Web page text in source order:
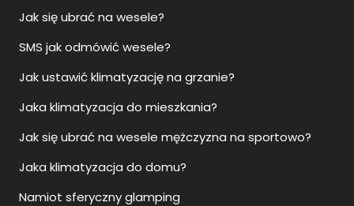
Jak się ubrać na wesele?
SMS jak odmówić wesele?
Jak ustawić klimatyzację na grzanie?
Jaka klimatyzacja do mieszkania?
Jak się ubrać na wesele mężczyzna na sportowo?
Jaka klimatyzacja do domu?
Namiot sferyczny glamping